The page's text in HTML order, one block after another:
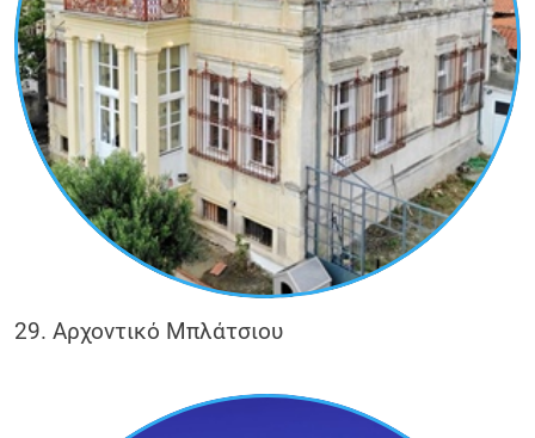
29. Αρχοντικό Μπλάτσιου